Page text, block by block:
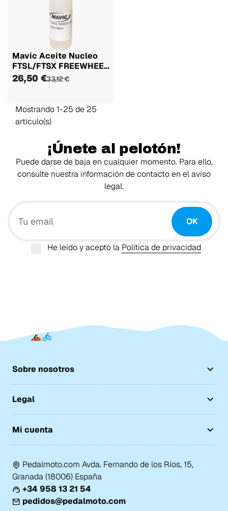
Mavic Aceite Nucleo
FTSL/FTSX FREEWHEEL
50ML
26,50 €33,12 €
Mostrando 1-25 de 25
artículo(s)
¡Únete al pelotón!
Puede darse de baja en cualquier momento. Para ello,
consulte nuestra información de contacto en el aviso
legal.
OK
He leído y acepto la Política de privacidad
Sobre nosotros
Legal
Mi cuenta
Pedalmoto.com Avda. Fernando de los Ríos, 15,
Granada (18006) España
+34 958 13 21 54
pedidos@pedalmoto.com